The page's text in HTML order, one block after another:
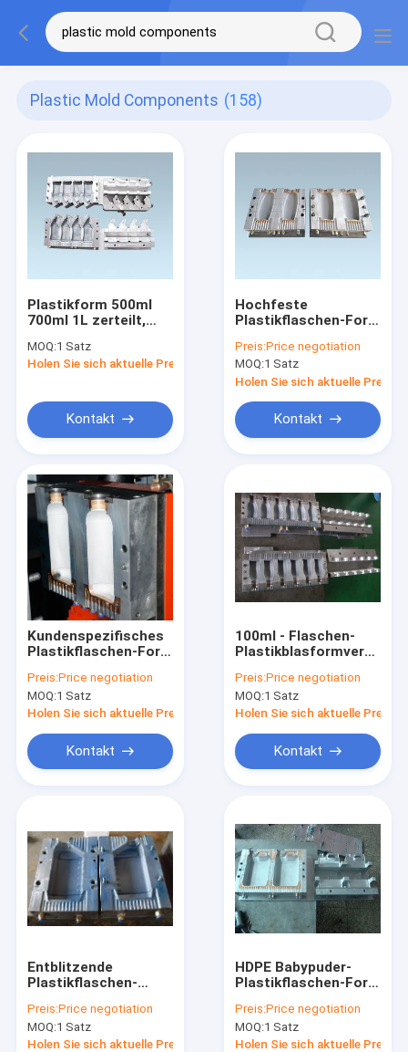
Plastic Mold Components (158)
Plastikform 500ml
700ml 1L zerteilt,
Komponenten-1-
jährige Garantie
MOQ:1 Satz
Holen Sie sich aktuelle Preis
Kontakt
Hochfeste
Plastikflaschen-Form
BECU-Materialien
Preis:Price negotiation
MOQ:1 Satz
Holen Sie sich aktuelle Preis
Kontakt
Kundenspezifisches
Plastikflaschen-Form
Schädlingsbekämpfungsmittel-
oder
Insektenvertilgungsmittel-
Preis:Price negotiation
MOQ:1 Satz
Holen Sie sich aktuelle Preis
Kontakt
100ml - Flaschen-
mit Posten-
Kühlsystem
Preis:Price negotiation
MOQ:1 Satz
Holen Sie sich aktuelle Preis
Kontakt
Entblitzende
Plastikflaschen-
verschiedene Arten
von Chemikalien-
Verpackenflaschen
Preis:Price negotiation
MOQ:1 Satz
Holen Sie sich aktuelle Preis
HDPE Babypuder-
Plastikflaschen-Form
dem Entblitzen des
Systems
Preis:Price negotiation
MOQ:1 Satz
Holen Sie sich aktuelle Preis